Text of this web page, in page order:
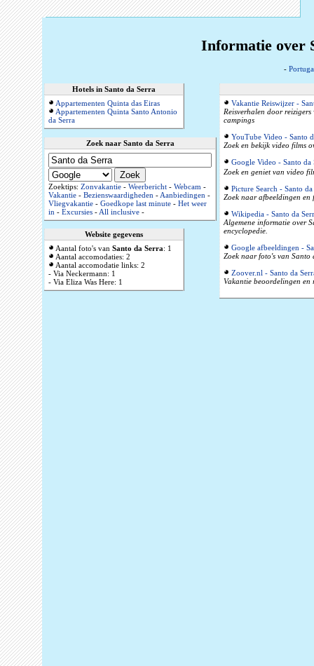
Informatie over
-
Hotels in Santo da Serra
Appartementen Quinta das Eiras
Appartementen Quinta Santo Antonio
da Serra
Zoek naar Santo da Serra
Zoektips: Zonvakantie - Weerbericht - Webcam -
Vakantie - Bezienswaardigheden -Aanbiedingen -
Vliegvakantie - Goedkope last minute - Het weer
in - Excursies -All inclusive -
Website gegevens
Aantal foto's van Santo da Serra: 1
Aantal accomodaties: 2
Aantal accomodatie links: 2
- Via Neckermann: 1
- Via Eliza Was Here: 1
Vakantie Reiswijzer -
Reisverhalen door
campings
YouTube Video - Santo
Zoek en bekijk video films
Google Video - Santo da
Zoek en geniet van video
Picture Search - Santo da
Zoek naar afbeeldingen en
Wikipedia - Santo da
Algemene informatie over
encyclopedie.
Google afbeeldingen -
Zoek naar foto's van
Zoover.nl - Santo da
Vakantie beoordelingen en